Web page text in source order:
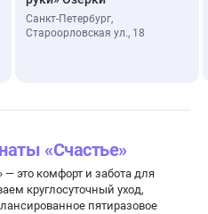
Санкт-Петербург,
Староорловская ул., 18
«Счастье»
это комфорт и забота для
круглосуточный уход,
пятиразовое